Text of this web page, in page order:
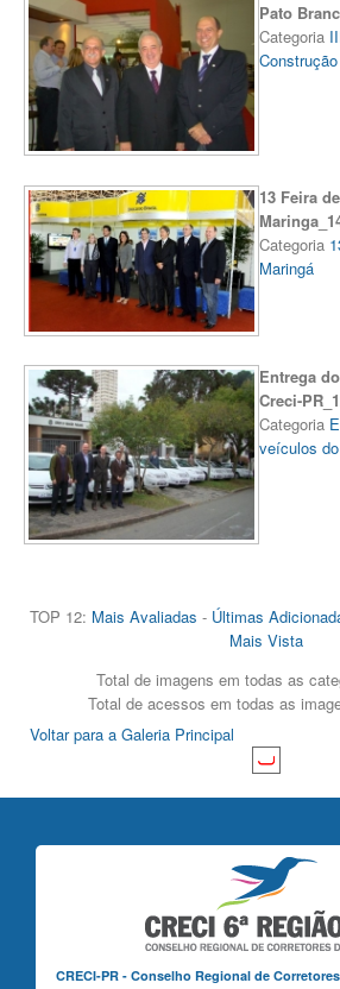
Pato
Categoria
13 Feira
Categoria
Maringá
Entrega
Creci-
Categoria
veículos
TOP 12: Mais Avaliadas - Últimas
Mais Vista
Total de imagens em todas as
Total de acessos em todas as
Voltar para a Galeria Principal
CRECI-PR - Conselho Regional de